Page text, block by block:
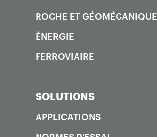
ROCHE ET GÉOMÉCANIQUE
ÉNERGIE
FERROVIAIRE
SOLUTIONS
APPLICATIONS